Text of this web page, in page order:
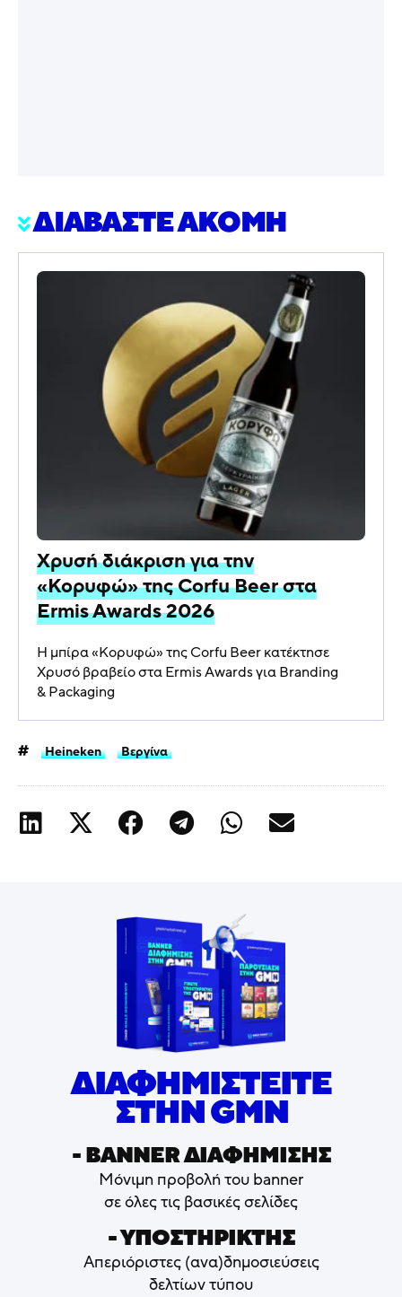
ΔΙΑΒΑΣΤΕ ΑΚΟΜΗ
Χρυσή διάκριση για την
«Κορυφώ» της Corfu Beer στα
Ermis Awards 2026
Η μπίρα «Κορυφώ» της Corfu Beer κατέκτησε
Χρυσό βραβείο στα Ermis Awards για Branding
& Packaging
Heineken Βεργίνα
ΔΙΑΦΗΜΙΣΤΕΙΤΕ
ΣΤΗΝ GMN
- ΒΑNNER ΔΙΑΦΗΜΙΣΗΣ
Μόνιμη προβολή του banner
σε όλες τις βασικές σελίδες
- ΥΠΟΣΤΗΡΙΚΤΗΣ
Απεριόριστες (ανα)δημοσιεύσεις
δελτίων τύπου